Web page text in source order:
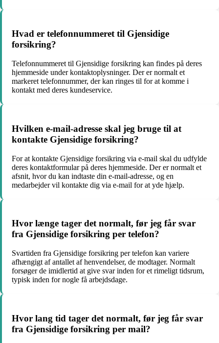
Hvad er telefonnummeret til Gjensidige
forsikring?
Telefonnummeret til Gjensidige forsikring kan findes på deres
hjemmeside under kontaktoplysninger. Der er normalt et
markeret telefonnummer, der kan ringes til for at komme i
kontakt med deres kundeservice.
Hvilken e-mail-adresse skal jeg bruge til at
kontakte Gjensidige forsikring?
For at kontakte Gjensidige forsikring via e-mail skal du udfylde
deres kontaktformular på deres hjemmeside. Der er normalt et
afsnit, hvor du kan indtaste din e-mail-adresse, og en
medarbejder vil kontakte dig via e-mail for at yde hjælp.
Hvor længe tager det normalt, før jeg får svar
fra Gjensidige forsikring per telefon?
Svartiden fra Gjensidige forsikring per telefon kan variere
afhængigt af antallet af henvendelser, de modtager. Normalt
forsøger de imidlertid at give svar inden for et rimeligt tidsrum,
typisk inden for nogle få arbejdsdage.
Hvor lang tid tager det normalt, før jeg får svar
fra Gjensidige forsikring per mail?